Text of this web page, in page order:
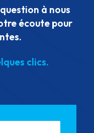
à nous
écoute pour
clics.